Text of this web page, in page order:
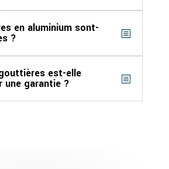
en aluminium sont-
?
est-elle
une garantie ?